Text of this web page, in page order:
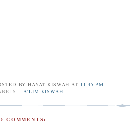
BY HAYAT KISWAH AT 11:45 PM
TA'LIM KISWAH
COMMENTS: